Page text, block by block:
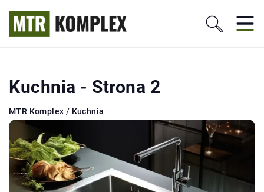
Kuchnia - Strona 2
MTR Komplex / Kuchnia